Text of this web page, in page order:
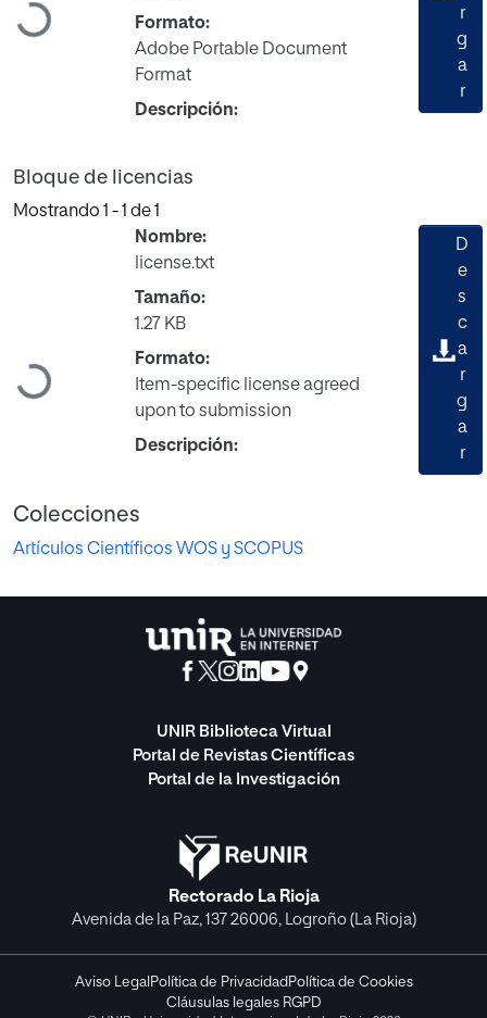
Cargando...
Formato:
Adobe Portable Document
Format
Descripción:
r
g
a
r
Bloque de licencias
Mostrando 1 - 1 de 1
Cargando...
Nombre:
license.txt
Tamaño:
1.27 KB
Formato:
Item-specific license agreed
upon to submission
Descripción:
D
e
s
c
a
r
g
a
r
Colecciones
Artículos Científicos WOS y SCOPUS
UNIR Biblioteca Virtual
Portal de Revistas Científicas
Portal de la Investigación
Rectorado La Rioja
Avenida de la Paz, 137 26006, Logroño (La Rioja)
Aviso Legal Política de Privacidad Política de Cookies
Cláusulas legales RGPD